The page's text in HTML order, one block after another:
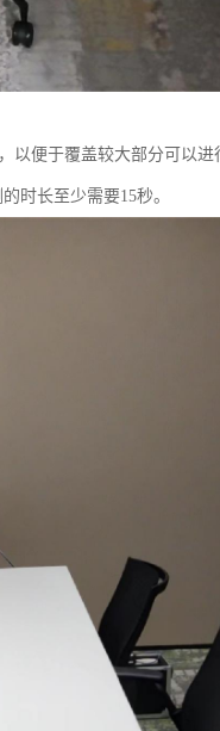
以便于覆盖较大部分可以
时长至少需要15秒。